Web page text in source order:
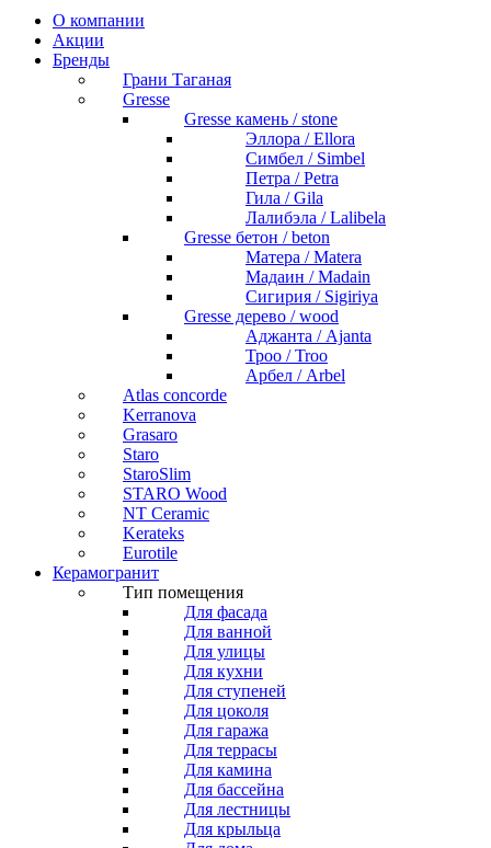
О компании
Акции
Бренды
Грани Таганая
Gresse
Gresse камень / stone
Эллора / Ellora
Симбел / Simbel
Петра / Petra
Гила / Gila
Лалибэла / Lalibela
Gresse бетон / beton
Матера / Matera
Мадаин / Madain
Сигирия / Sigiriya
Gresse дерево / wood
Аджанта / Ajanta
Троо / Troo
Арбел / Arbel
Atlas concorde
Kerranova
Grasaro
Staro
StaroSlim
STARO Wood
NT Ceramic
Kerateks
Eurotile
Керамогранит
Тип помещения
Для фасада
Для ванной
Для улицы
Для кухни
Для ступеней
Для цоколя
Для гаража
Для террасы
Для камина
Для бассейна
Для лестницы
Для крыльца